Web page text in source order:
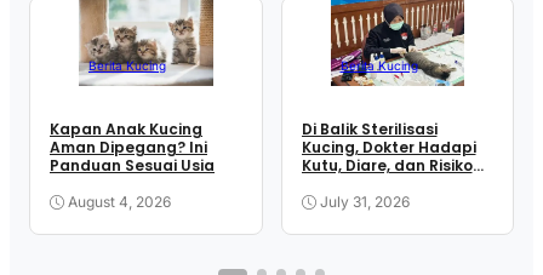
Berita Kucing
Kapan Anak Kucing
Aman Dipegang? Ini
Panduan Sesuai Usia
August 4, 2026
Berita Kucing
Di Balik Sterilisasi
Kucing, Dokter Hadapi
Kutu, Diare, dan Risiko
July 31, 2026